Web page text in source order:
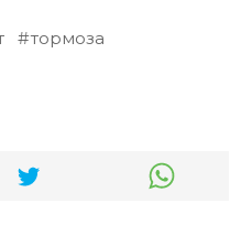
тормоза